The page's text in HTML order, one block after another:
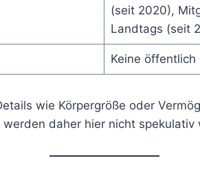
(seit 2020),
Landtags (seit
Keine
wie Körpergröße oder
daher hier nicht spekulativ